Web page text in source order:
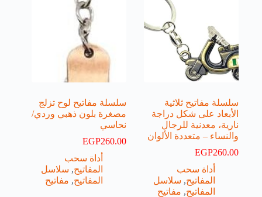
سلسلة مفاتيح ثلاثية
الأبعاد على شكل دراجة
نارية، معدنية للرجال
والنساء – متعددة الألوان
EGP260.00
أداة سحب
المفاتيح, سلاسل
المفاتيح, مفاتيح
سلسلة مفاتيح لوح تزلج
مصغرة بلون ذهبي وردي/
نحاسي
EGP260.00
أداة سحب
المفاتيح, سلاسل
المفاتيح, مفاتيح